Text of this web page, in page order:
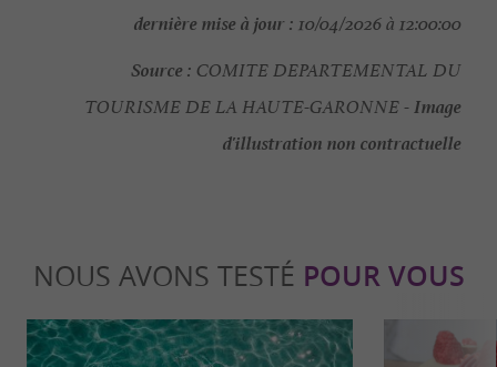
dernière mise à jour : 10/04/2026 à 12:00:00
Source : COMITE DEPARTEMENTAL DU
TOURISME DE LA HAUTE-GARONNE -Image
d'illustration non contractuelle
NOUS AVONS TESTÉ POUR VOUS